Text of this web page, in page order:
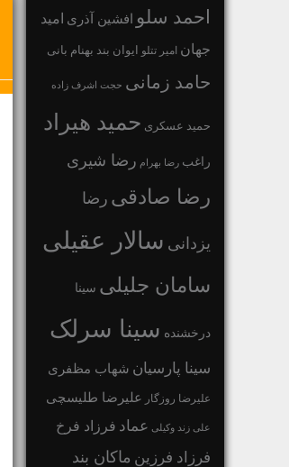
احمد سلو افشین آذری امید
جهان امیر تتلو ایوان بند بهنام بانی
حامد زمانی حجت اشرف زاده
حمید عسکری حمید هیراد
راغب رضا بهرام رضا شیری
رضا صادقی رضا
یزدانی سالار عقیلی
سامان جلیلی سینا
درخشنده سینا سرلک
سینا پارسیان شهاب مظفری
علیرضا روزگار علیرضا طلیسچی
علی زند وکیلی عماد فرزاد فرخ
فرزاد فرزین ماکان بند